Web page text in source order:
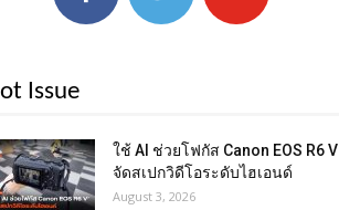
Issue
ใช้ AI ช่วยโฟกัส Canon EOS R6 V
จัดสเปกวิดีโอระดับไฮเอนด์
August 3, 2026